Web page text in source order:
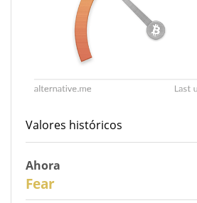
Valores históricos
Ahora
Fear